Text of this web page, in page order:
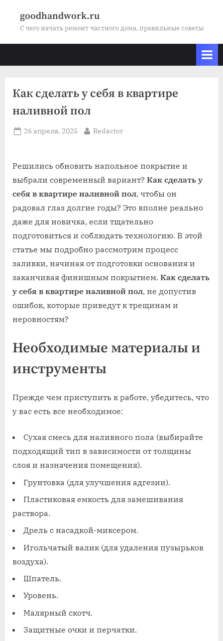
goodhandwork.ru
С чего начать ремонт частного дома, правильные советы
Как сделать у себя в квартире
наливной пол
Posted
26 апреля, 2025 By
Redactor
Решились обновить напольное покрытие и
выбрали современный вариант? Как сделать у
себя в квартире наливной пол, чтобы он
радовал глаз долгие годы? Это вполне реально
даже для новичка, если тщательно
подготовиться и соблюдать технологию. В этой
статье мы подробно рассмотрим процесс
заливки, начиная от подготовки основания и
заканчивая финишным покрытием. Как сделать
у себя в квартире наливной пол, не допустив
ошибок, которые приведут к трещинам и
неровностям?
Необходимые материалы и
инструменты
Прежде чем приступить к работе, убедитесь, что
у вас есть все необходимое:
Сухая смесь для наливного пола (выбирайте
подходящий тип в зависимости от толщины
слоя и назначения помещения).
Грунтовка (для улучшения адгезии).
Пластиковая емкость для замешивания
раствора.
Дрель с насадкой-миксером.
Игольчатый валик (для удаления пузырьков
воздуха).
Шпатель.
Уровень.
Малярный скотч.
Защитные очки и перчатки.